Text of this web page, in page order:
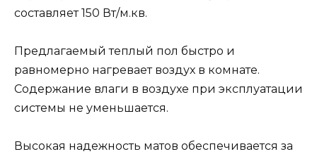
составляет 150 Вт/м.кв.
Предлагаемый теплый пол быстро и
равномерно нагревает воздух в комнате.
Содержание влаги в воздухе при эксплуатации
системы не уменьшается.
Высокая надежность матов обеспечивается за